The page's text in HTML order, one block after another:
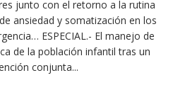
junto con el retorno a la rutina
ansiedad y somatización en los
ESPECIAL.- El manejo de
de la población infantil tras un
conjunta...